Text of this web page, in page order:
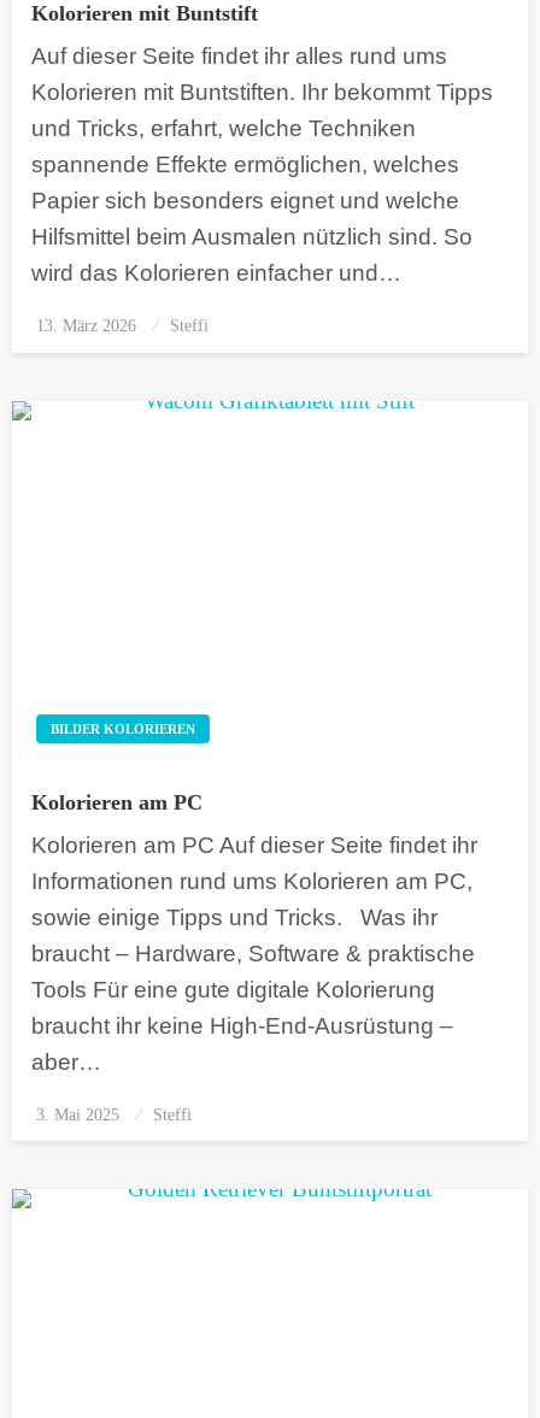
Kolorieren mit Buntstift
Auf dieser Seite findet ihr alles rund ums
Kolorieren mit Buntstiften. Ihr bekommt Tipps
und Tricks, erfahrt, welche Techniken
spannende Effekte ermöglichen, welches
Papier sich besonders eignet und welche
Hilfsmittel beim Ausmalen nützlich sind. So
wird das Kolorieren einfacher und…
Posted
on
13. März 2026 Steffi
BILDER KOLORIEREN
Kolorieren am PC
Kolorieren am PC Auf dieser Seite findet ihr
Informationen rund ums Kolorieren am PC,
sowie einige Tipps und Tricks. Was ihr
braucht – Hardware, Software & praktische
Tools Für eine gute digitale Kolorierung
braucht ihr keine High-End-Ausrüstung –
aber…
Posted
on
3. Mai 2025 Steffi